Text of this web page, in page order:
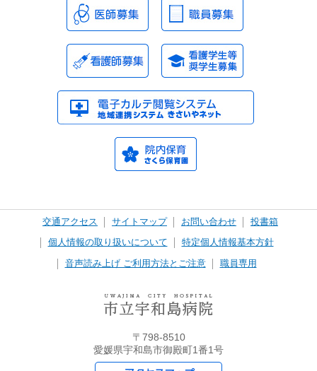
交通アクセス サイトマップ お問い合わせ 投書箱
個人情報の取り扱いについて 特定個人情報基本方針
音声読み上げ ご利用方法とご注意 職員専用
〒798-8510
愛媛県宇和島市御殿町1番1号